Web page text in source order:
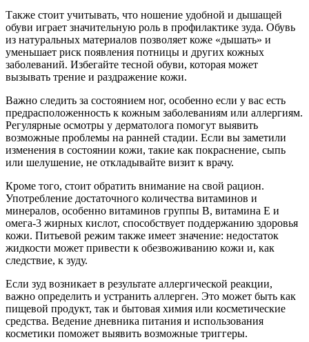
Также стоит учитывать, что ношение удобной и дышащей
обуви играет значительную роль в профилактике зуда. Обувь
из натуральных материалов позволяет коже «дышать» и
уменьшает риск появления потницы и других кожных
заболеваний. Избегайте тесной обуви, которая может
вызывать трение и раздражение кожи.
Важно следить за состоянием ног, особенно если у вас есть
предрасположенность к кожным заболеваниям или аллергиям.
Регулярные осмотры у дерматолога помогут выявить
возможные проблемы на ранней стадии. Если вы заметили
изменения в состоянии кожи, такие как покраснение, сыпь
или шелушение, не откладывайте визит к врачу.
Кроме того, стоит обратить внимание на свой рацион.
Употребление достаточного количества витаминов и
минералов, особенно витаминов группы B, витамина E и
омега-3 жирных кислот, способствует поддержанию здоровья
кожи. Питьевой режим также имеет значение: недостаток
жидкости может привести к обезвоживанию кожи и, как
следствие, к зуду.
Если зуд возникает в результате аллергической реакции,
важно определить и устранить аллерген. Это может быть как
пищевой продукт, так и бытовая химия или косметические
средства. Ведение дневника питания и использования
косметики поможет выявить возможные триггеры.